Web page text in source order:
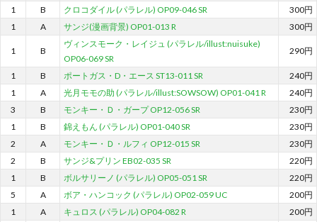
1
B クロコダイル (パラレル) OP09-046 SR
300円
1
A サンジ(漫画背景) OP01-013 R 300円
1 B
ヴィンスモーク・レイジュ (パラレル/illust:nuisuke)
OP06-069 SR
290円
1 B ポートガス・D・エース ST13-011 SR
240円
1
A 光月モモの助 (パラレル/illust:SOWSOW) OP01-041 R
240円
3
B モンキー・Ｄ・ガープ OP12-056 SR
230円
1
B 錦えもん (パラレル) OP01-040 SR
230円
2
A モンキー・Ｄ・ルフィ OP12-015 SR
230円
2
B サンジ&プリン EB02-035 SR
220円
1
B ボルサリーノ (パラレル) OP05-051 SR
220円
5
A ボア・ハンコック (パラレル) OP02-059 UC
200円
1
A キュロス (パラレル) OP04-082 R
200円